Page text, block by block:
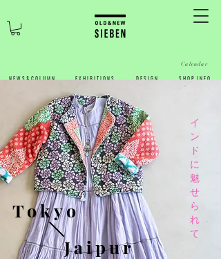
N E W S & C O L U M N
Calendar
​E X H I B I T I O N S D E S I G N S H O P I N F O
​イ
ン
ド
に
魅
せ
ら
れ
て
Tokyo
Jaipur